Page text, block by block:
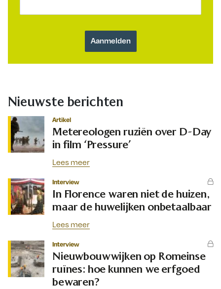
Nieuwste berichten
Artikel
Metereologen ruziën over D-Day
in film ‘Pressure’
Lees meer
Interview
In Florence waren niet de huizen,
maar de huwelijken onbetaalbaar
Lees meer
Interview
Nieuwbouwwijken op Romeinse
ruïnes: hoe kunnen we erfgoed
bewaren?